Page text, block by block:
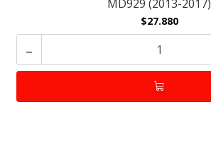
MD929 (2013-2017)
$27.880
-